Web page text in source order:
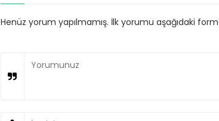
Henüz yorum yapılmamış. İlk yorumu aşağıdaki form